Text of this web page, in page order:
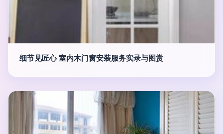
细节见匠心 室内木门窗安装服务实录与图赏